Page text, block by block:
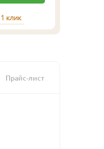
клик
Прайс-лист